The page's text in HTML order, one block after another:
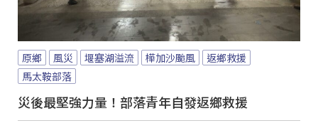
原鄉 風災 堰塞湖溢流 樺加沙颱風
返鄉救援
馬太鞍部落
災後最堅強力量！部落青年自發返鄉救援